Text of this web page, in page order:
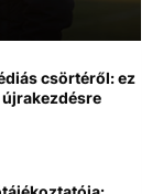
csörtéről: ez